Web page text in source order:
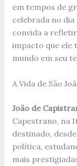
em tempos de
celebrada no dia
convida a
impacto que ele
mundo em seu
A Vida de São
João de
Capestrano, na
destinado,
política,
mais